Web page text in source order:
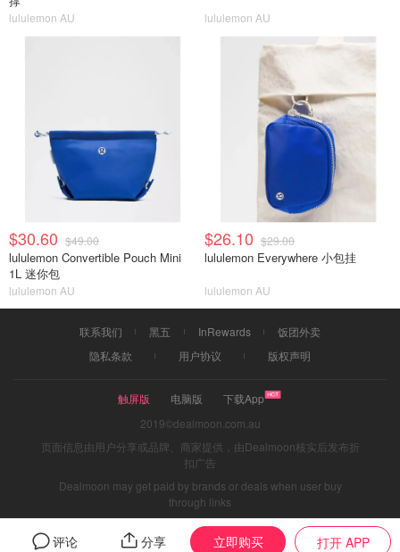
lululemon AU lululemon AU
$30.60 $49.00
lululemon Convertible Pouch Mini
1L 迷你包
lululemon AU
$26.10 $29.00
lululemon Everywhere 小包挂
lululemon AU
评论 分享 立即购买 打开 APP
联系我们 黑五 InRewards
饭团外卖
隐私条款
用户协议 版权声明
触屏版 电脑版
下载App
2019©dealmoon.com.au
页面信息由用户分享或品牌、商家提供，由Dealmoon核实后发布折
扣广告
Dealmoon may get paid by brands or deals when user buy
through links